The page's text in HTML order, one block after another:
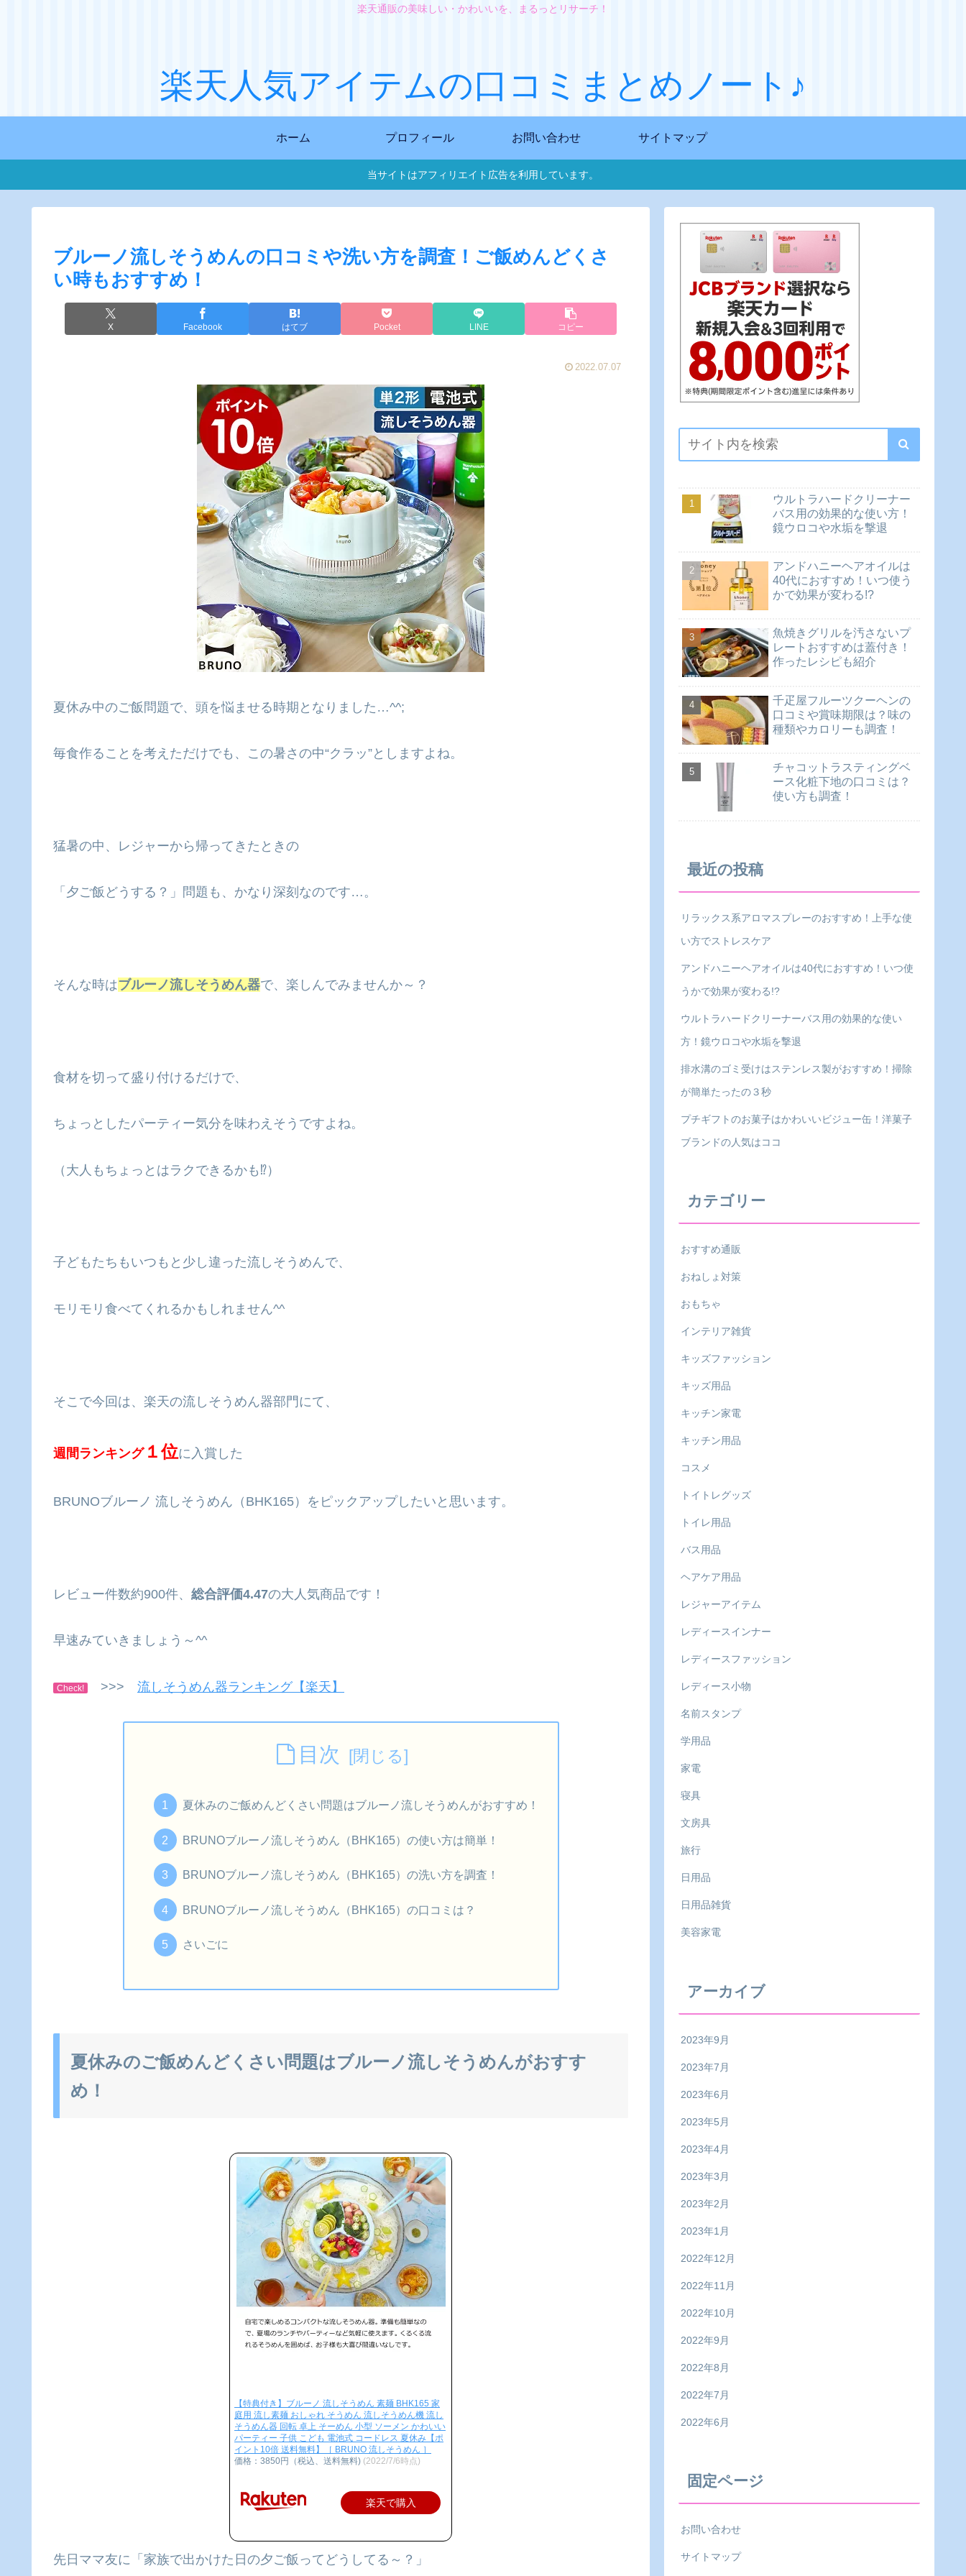
楽天通販の美味しい・かわいいを、まるっとリサーチ！
楽天人気アイテムの口コミまとめノート♪
ホーム プロフィール お問い合わせ サイトマップ
当サイトはアフィリエイト広告を利用しています。
ブルーノ流しそうめんの口コミや洗い方を調査！ご飯めんどくさ
い時もおすすめ！
X Facebook はてブ Pocket LINE コピー
2022.07.07
夏休み中のご飯問題で、頭を悩ませる時期となりました…^^;
毎食作ることを考えただけでも、この暑さの中“クラッ”としますよね。
猛暑の中、レジャーから帰ってきたときの
「夕ご飯どうする？」問題も、かなり深刻なのです…。
そんな時はブルーノ流しそうめん器で、楽しんでみませんか～？
食材を切って盛り付けるだけで、
ちょっとしたパーティー気分を味わえそうですよね。
（大人もちょっとはラクできるかも⁉）
子どもたちもいつもと少し違った流しそうめんで、
モリモリ食べてくれるかもしれません^^
そこで今回は、楽天の流しそうめん器部門にて、
週間ランキング１位に入賞した
BRUNOブルーノ 流しそうめん（BHK165）をピックアップしたいと思います。
レビュー件数約900件、 総合評価4.47の大人気商品です！
早速みていきましょう～^^
Check! >>> 流しそうめん器ランキング【楽天】
目次
夏休みのご飯めんどくさい問題はブルーノ流しそうめんがおすすめ！
BRUNOブルーノ流しそうめん（BHK165）の使い方は簡単！
BRUNOブルーノ流しそうめん（BHK165）の洗い方を調査！
BRUNOブルーノ流しそうめん（BHK165）の口コミは？
さいごに
夏休みのご飯めんどくさい問題はブルーノ流しそうめんがおすす
め！
【特典付き】ブルーノ 流しそうめん 素麺 BHK165 家
庭用 流し素麺 おしゃれ そうめん 流しそうめん機 流し
そうめん器 回転 卓上 そーめん 小型 ソーメン かわいい
パーティー 子供 こども 電池式 コードレス 夏休み【ポ
イント10倍 送料無料】［ BRUNO 流しそうめん ］
価格：3850円（税込、送料無料) (2022/7/6時点)
楽天で購入
先日ママ友に「家族で出かけた日の夕ご飯ってどうしてる～？」
ウルトラハードクリーナー
バス用の効果的な使い方！
鏡ウロコや水垢を撃退
アンドハニーヘアオイルは
40代におすすめ！いつ使う
かで効果が変わる!?
魚焼きグリルを汚さないプ
レートおすすめは蓋付き！
作ったレシピも紹介
千疋屋フルーツクーヘンの
口コミや賞味期限は？味の
種類やカロリーも調査！
チャコットラスティングベ
ース化粧下地の口コミは？
使い方も調査！
最近の投稿
リラックス系アロマスプレーのおすすめ！上手な使
い方でストレスケア
アンドハニーヘアオイルは40代におすすめ！いつ使
うかで効果が変わる!?
ウルトラハードクリーナーバス用の効果的な使い
方！鏡ウロコや水垢を撃退
排水溝のゴミ受けはステンレス製がおすすめ！掃除
が簡単たったの３秒
プチギフトのお菓子はかわいいビジュー缶！洋菓子
ブランドの人気はココ
カテゴリー
おすすめ通販
おねしょ対策
おもちゃ
インテリア雑貨
キッズファッション
キッズ用品
キッチン家電
キッチン用品
コスメ
トイトレグッズ
トイレ用品
バス用品
ヘアケア用品
レジャーアイテム
レディースインナー
レディースファッション
レディース小物
名前スタンプ
学用品
家電
寝具
文房具
旅行
日用品
日用品雑貨
美容家電
アーカイブ
2023年9月
2023年7月
2023年6月
2023年5月
2023年4月
2023年3月
2023年2月
2023年1月
2022年12月
2022年11月
2022年10月
2022年9月
2022年8月
2022年7月
2022年6月
固定ページ
お問い合わせ
サイトマップ